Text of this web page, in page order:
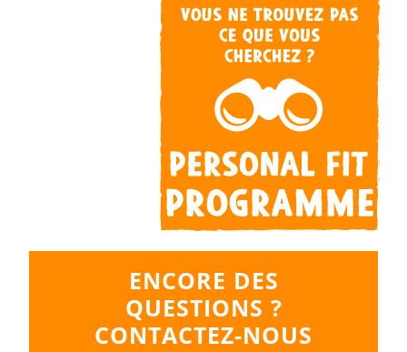
ENCORE DES
QUESTIONS ?
CONTACTEZ-NOUS